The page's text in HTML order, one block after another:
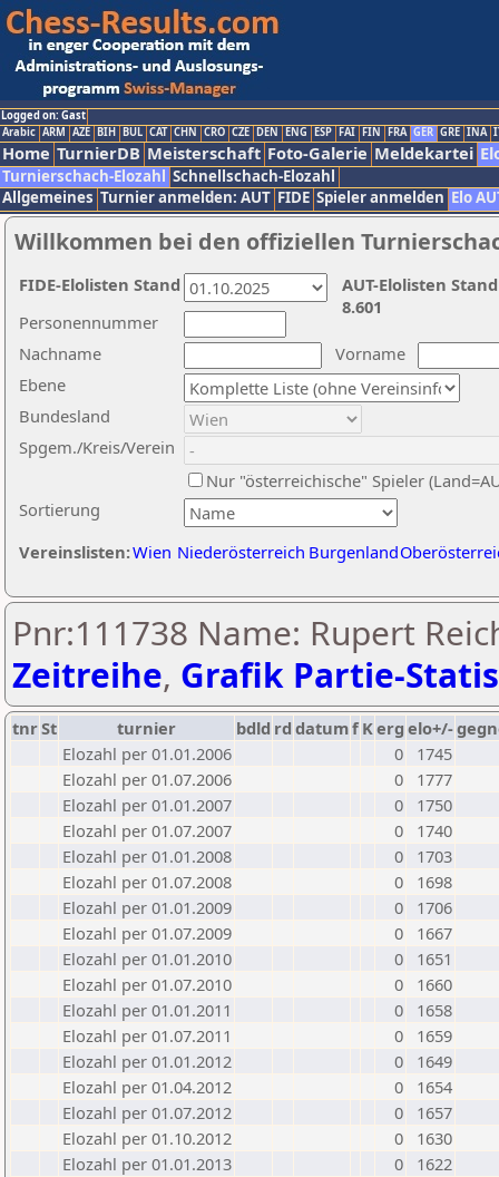
Logged on: Gast
Arabic ARM AZE BIH BUL CAT CHN CRO CZE DEN ENG ESP FAI FIN FRA GER GRE INA
Home TurnierDB Meisterschaft Foto-Galerie Meldekartei
Turnierschach-Elozahl Schnellschach-Elozahl
Allgemeines Turnier anmelden: AUT FIDE Spieler anmelden Elo
Willkommen bei den offiziellen
Nachname
Vorname
Ebene
Sortierung
Personennummer
Bundesland
Spgem./Kreis/Verein
Nur "österreichische" Spieler
Vereinslisten:Wien Niederösterreich Burgenland
AUT-Elolisten
8.601
FIDE-Elolisten Stand
Pnr:111738 Name: Rupert
Zeitreihe, Grafik Partie-
tnrSt turnier bdld rd datumf Kerg elo+/-
Elozahl per 01.01.2006
0
1745
Elozahl per 01.07.2006
0
1777
Elozahl per 01.01.2007
0
1750
Elozahl per 01.07.2007
0
1740
Elozahl per 01.01.2008
0
1703
Elozahl per 01.07.2008
0
1698
Elozahl per 01.01.2009
0
1706
Elozahl per 01.07.2009
0
1667
Elozahl per 01.01.2010
0
1651
Elozahl per 01.07.2010
0
1660
Elozahl per 01.01.2011
0
1658
Elozahl per 01.07.2011
0
1659
Elozahl per 01.01.2012
0
1649
Elozahl per 01.04.2012
0
1654
Elozahl per 01.07.2012
0
1657
Elozahl per 01.10.2012
0
1630
Elozahl per 01.01.2013
0
1622